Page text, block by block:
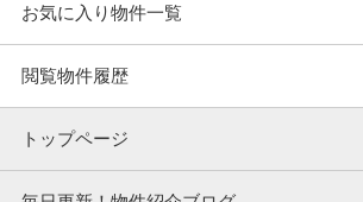
お気に入り物件一覧
閲覧物件履歴
トップページ